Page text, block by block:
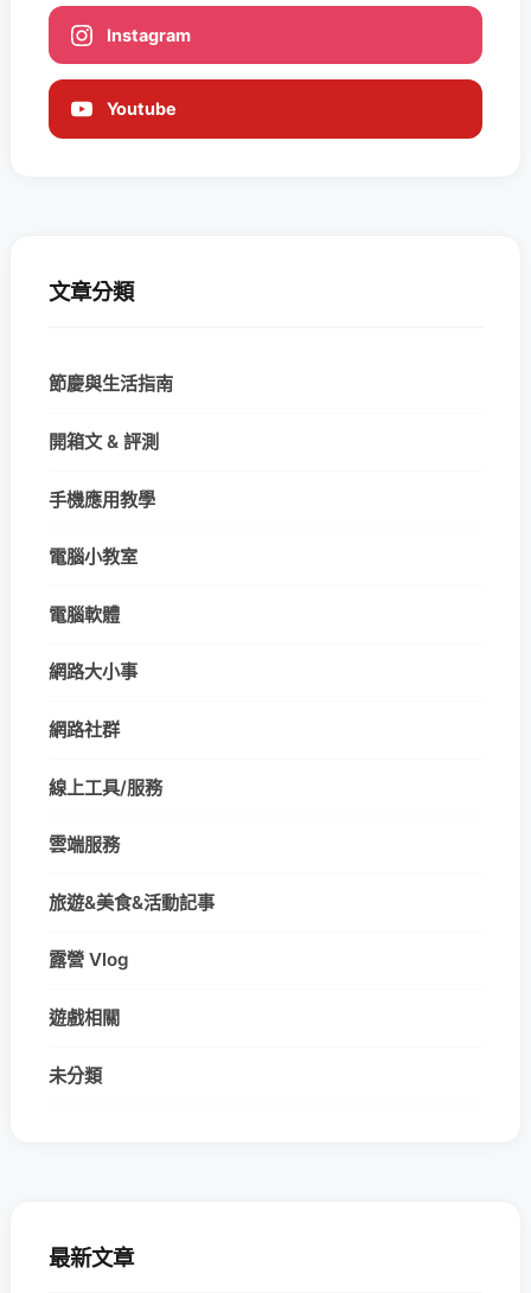
Instagram
Youtube
文章分類
節慶與生活指南
開箱文 & 評測
手機應用教學
電腦小教室
電腦軟體
網路大小事
網路社群
線上工具/服務
雲端服務
旅遊&美食&活動記事
露營 Vlog
遊戲相關
未分類
最新文章